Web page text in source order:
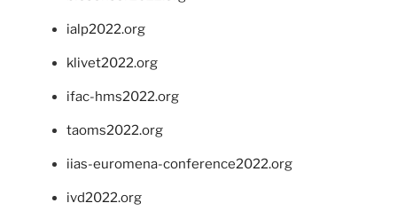
ialp2022.org
klivet2022.org
ifac-hms2022.org
taoms2022.org
iias-euromena-conference2022.org
ivd2022.org